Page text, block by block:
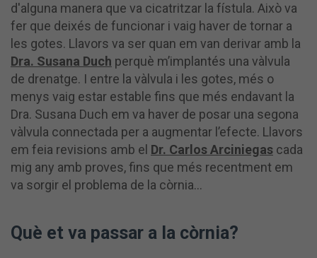
d'alguna manera que va cicatritzar la fístula. Això va
fer que deixés de funcionar i vaig haver de tornar a
les gotes. Llavors va ser quan em van derivar amb la
Dra. Susana Duch perquè m’implantés una vàlvula
de drenatge. I entre la vàlvula i les gotes, més o
menys vaig estar estable fins que més endavant la
Dra. Susana Duch em va haver de posar una segona
vàlvula connectada per a augmentar l’efecte. Llavors
em feia revisions amb el Dr. Carlos Arciniegas cada
mig any amb proves, fins que més recentment em
va sorgir el problema de la còrnia…
Què et va passar a la còrnia?